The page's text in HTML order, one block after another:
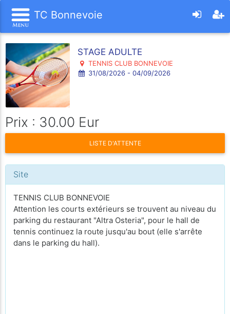
TC Bonnevoie
STAGE ADULTE
TENNIS CLUB BONNEVOIE
31/08/2026 - 04/09/2026
Prix : 30.00 Eur
LISTE D'ATTENTE
Site
TENNIS CLUB BONNEVOIE
Attention les courts extérieurs se trouvent au niveau du
parking du restaurant "Altra Osteria", pour le hall de
tennis continuez la route jusqu'au bout (elle s'arrête
dans le parking du hall).